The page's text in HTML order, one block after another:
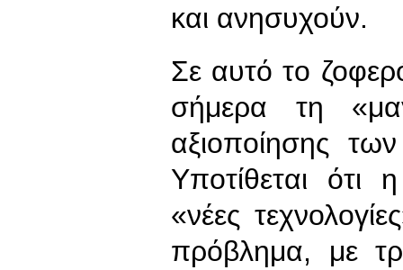
και ανησυχούν.
Σε αυτό το
σήμερα τη
αξιοποίησης
Υποτίθεται ότι
«νέες
πρόβλημα, με